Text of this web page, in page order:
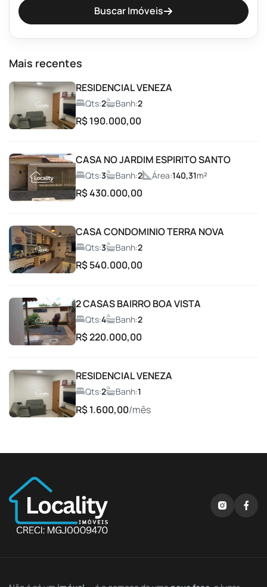
Banheiros públicos Masculino e Feminino
Brinquedoteca
Campo de Futebol
Churrasqueira
Coworking
Espaço Fitness
Espaço gourmet
Espaço Gourmet com Churrasqueira
Espaço Lava e Seca
Espaço Pet
Buscar Imóveis
Mais recentes
RESIDENCIAL VENEZA
Qts:2 Banh:2
R$ 190.000,00
CASA NO JARDIM ESPIRITO SANTO
Qts:3 Banh:2 Área:140,31m²
R$ 430.000,00
CASA CONDOMINIO TERRA NOVA
Qts:3 Banh:2
R$ 540.000,00
2 CASAS BAIRRO BOA VISTA
Qts:4 Banh:2
R$ 220.000,00
RESIDENCIAL VENEZA
Qts:2 Banh:1
R$ 1.600,00/mês